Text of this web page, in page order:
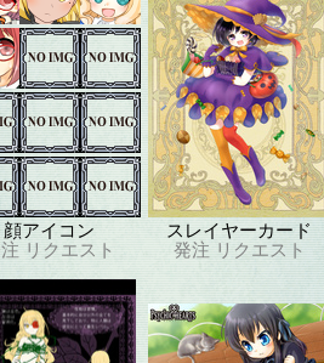
顔アイコン
リクエスト
スレイヤーカード
発注 リクエスト